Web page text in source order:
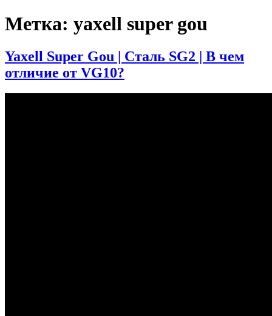
Метка: yaxell super gou
Yaxell Super Gou | Сталь SG2 | В чем
отличие от VG10?